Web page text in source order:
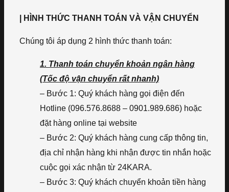
| HÌNH THỨC THANH TOÁN VÀ VẬN CHUYỂN
Chúng tôi áp dụng 2 hình thức thanh toán:
1. Thanh toán chuyển khoản ngân hàng
(Tốc độ vận chuyển rất nhanh)
– Bước 1: Quý khách hàng gọi điện đến
Hotline (096.576.8688 – 0901.989.686) hoặc
đặt hàng online tại website
– Bước 2: Quý khách hàng cung cấp thông tin,
địa chỉ nhận hàng khi nhận được tin nhắn hoặc
cuộc gọi xác nhận từ 24KARA.
– Bước 3: Quý khách chuyển khoản tiền hàng